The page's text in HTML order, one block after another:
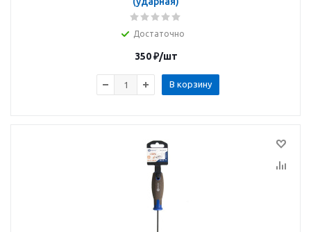
Достаточно
350₽/шт
В корзину